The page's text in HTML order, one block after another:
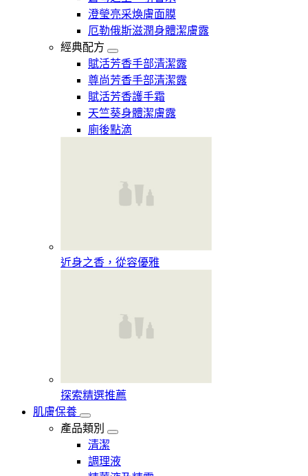
澄瑩亮采煥膚面膜
厄勒俄斯滋潤身體潔膚露
經典配方
賦活芳香手部清潔露
尊尚芳香手部清潔露
賦活芳香護手霜
天竺葵身體潔膚露
廁後點滴
近身之香，從容優雅
探索精選推薦
肌膚保養
產品類別
清潔
調理液